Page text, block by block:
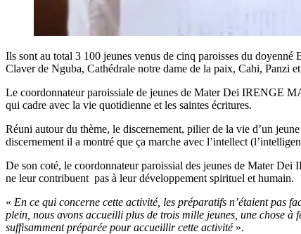
Ils sont au total 3 100 jeunes venus de cinq paroisses du
Claver de Nguba, Cathédrale notre dame de la paix, Cahi, Panzi
Le coordonnateur paroissiale de jeunes de Mater Dei IRENGE
qui cadre avec la vie quotidienne et les saintes écritures.
Réuni autour du thème, le discernement, pilier de la vie d’un
discernement il a montré que ça marche avec l’intellect
De son coté, le coordonnateur paroissial des jeunes de Mater
ne leur contribuent pas à leur développement spirituel et humain.
« En ce qui concerne cette activité, les préparatifs n’étaient pas
plein, nous avons accueilli plus de trois mille jeunes, une chose
suffisamment préparée pour accueillir cette activité».